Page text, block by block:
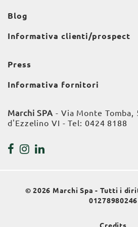
Blog
Informativa clienti/prospect
Press
Informativa fornitori
Marchi SPA - Via Monte Tomba,
d'Ezzelino VI - Tel: 0424 8188
© 2026 Marchi Spa - Tutti i
01278980246